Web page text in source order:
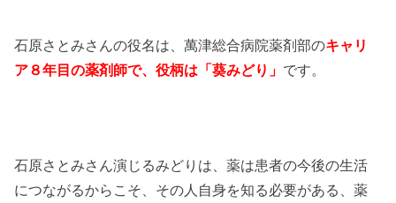
石原さとみさんの役名は、萬津総合病院薬剤部のキャリ
ア８年目の薬剤師で、役柄は「葵みどり」 です。
石原さとみさん演じるみどりは、薬は患者の今後の生活
につながるからこそ、その人自身を知る必要がある、薬